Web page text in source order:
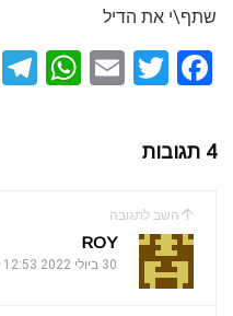
שתף\י את הדיל
F
ce
b
o
o
k
T
E
W
p
4 תגובות
השב לתגובה
ROY
30 ביולי 2022 at 12:53